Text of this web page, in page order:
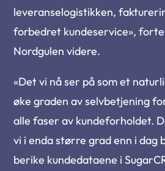
leveranselogistikken,
forbedret kundeservice»,
Nordgulen videre.
«Det vi nå ser på som et
øke graden av selvbetjening
alle faser av kundeforholdet.
vi i enda større grad enn i dag
berike kundedataene i